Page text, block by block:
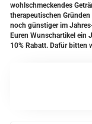
wohlschmeckendes
therapeutischen
noch günstiger im
Euren Wunschartikel ein
10% Rabatt. Dafür bitten